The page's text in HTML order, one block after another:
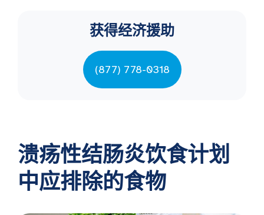
获得经济援助
(877) 778-0318
溃疡性结肠炎饮食计划
中应排除的食物